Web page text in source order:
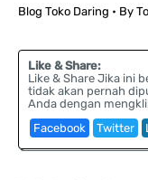
Blog Toko Daring • By
Like & Share:
Like & Share Jika ini
tidak akan pernah
Anda dengan
Facebook
Twitter